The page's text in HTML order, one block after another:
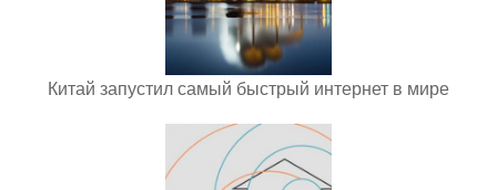
Китай запустил самый быстрый интернет в мире